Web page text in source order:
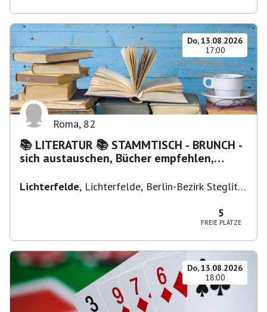
Do, 13.08.2026
17:00
Roma, 82
📚 LITERATUR 📚 STAMMTISCH - BRUNCH -
sich austauschen, Bücher empfehlen,
Lichterfelde, Lichterfelde, Berlin-Bezirk Steglitz-
5
FREIE PLÄTZE
Do, 13.08.2026
18:00